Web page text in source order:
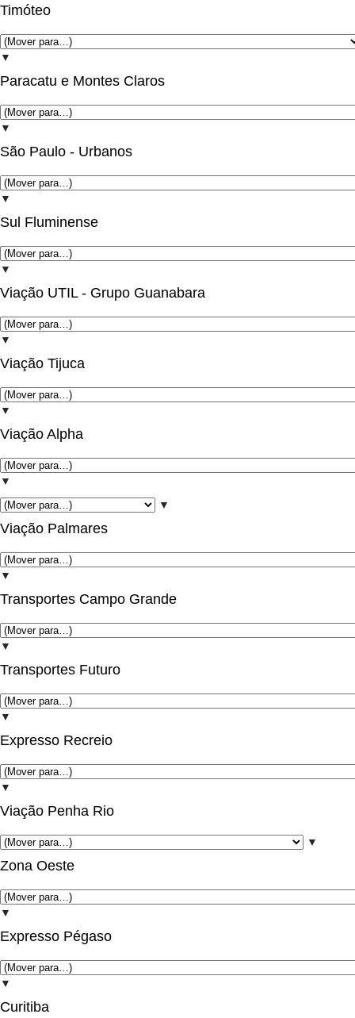
Timóteo
▼
Paracatu e Montes Claros
▼
São Paulo - Urbanos
▼
Sul Fluminense
▼
Viação UTIL - Grupo Guanabara
▼
Viação Tijuca
▼
Viação Alpha
▼
▼
Viação Palmares
▼
Transportes Campo Grande
▼
Transportes Futuro
▼
Expresso Recreio
▼
Viação Penha Rio
▼
Zona Oeste
▼
Expresso Pégaso
▼
Curitiba